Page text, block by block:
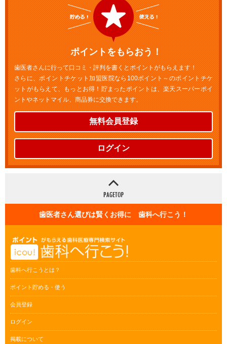
ポイントをもらおう！
歯医者さんに行って口コミ・評判を書くとポイントがもらえます！
さらに、ポイントチケット加盟医院なら100ポイント～のポイントチケ
ットがもらえて、もっとお得！貯まったポイントは、楽天スーパーポイ
ントやネットマイル、商品券に交換できます。
無料会員登録
ログイン
歯医者さん選びは賢くお得に 歯科へ行こう！
歯科へ行こうとは？
ポイント貯める・使う
会員登録
ログイン
掲載について